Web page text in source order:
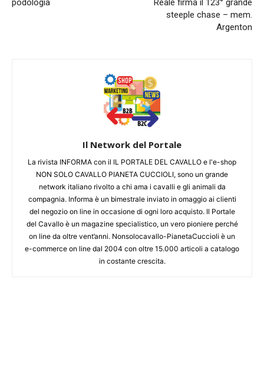
podologia
Reale firma il 123° grande
steeple chase – mem.
Argenton
Il Network del Portale
La rivista INFORMA con il IL PORTALE DEL CAVALLO e l'e-shop
NON SOLO CAVALLO PIANETA CUCCIOLI, sono un grande
network italiano rivolto a chi ama i cavalli e gli animali da
compagnia. Informa è un bimestrale inviato in omaggio ai clienti
del negozio on line in occasione di ogni loro acquisto. Il Portale
del Cavallo è un magazine specialistico, un vero pioniere perché
on line da oltre vent’anni. Nonsolocavallo-PianetaCuccioli è un
e-commerce on line dal 2004 con oltre 15.000 articoli a catalogo
in costante crescita.